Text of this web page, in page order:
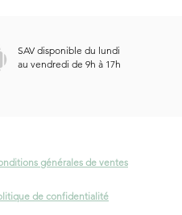
SAV disponible du lundi
au vendredi de 9h à 17h
générales de ventes
de confidentialité